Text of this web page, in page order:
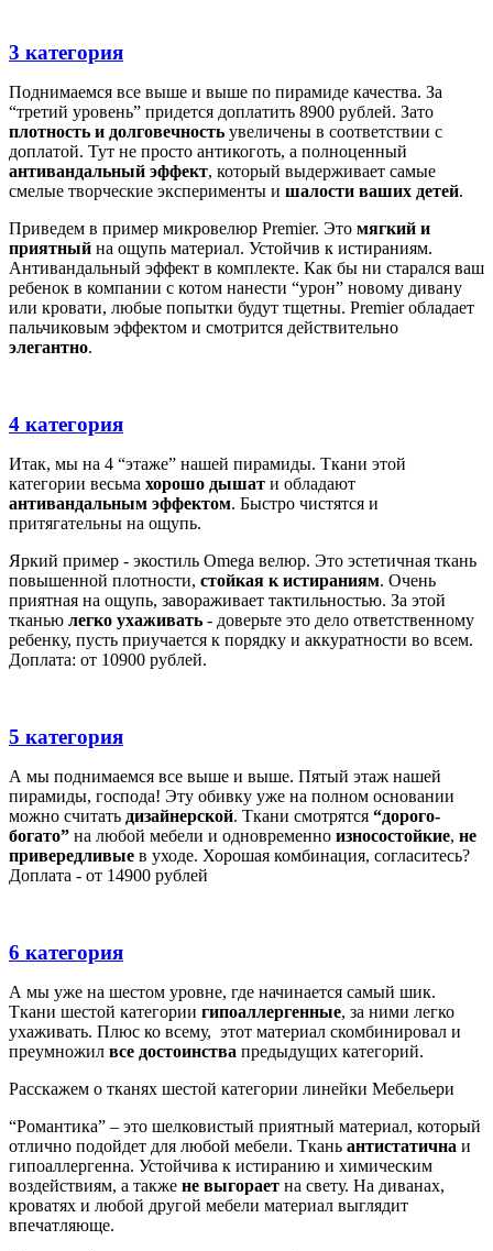
3 категория
Поднимаемся все выше и выше по пирамиде качества. За
“третий уровень” придется доплатить 8900 рублей. Зато
плотность и долговечность увеличены в соответствии с
доплатой. Тут не просто антикоготь, а полноценный
антивандальный эффект, который выдерживает самые
смелые творческие эксперименты и шалости ваших детей.
Приведем в пример микровелюр Premier. Это мягкий и
приятный на ощупь материал. Устойчив к истираниям.
Антивандальный эффект в комплекте. Как бы ни старался ваш
ребенок в компании с котом нанести “урон” новому дивану
или кровати, любые попытки будут тщетны. Premier обладает
пальчиковым эффектом и смотрится действительно
элегантно.
4 категория
Итак, мы на 4 “этаже” нашей пирамиды. Ткани этой
категории весьма хорошо дышат и обладают
антивандальным эффектом. Быстро чистятся и
притягательны на ощупь.
Яркий пример - экостиль Оmega велюр. Это эстетичная ткань
повышенной плотности, стойкая к истираниям. Очень
приятная на ощупь, завораживает тактильностью. За этой
тканью легко ухаживать - доверьте это дело ответственному
ребенку, пусть приучается к порядку и аккуратности во всем.
Доплата: от 10900 рублей.
5 категория
А мы поднимаемся все выше и выше. Пятый этаж нашей
пирамиды, господа! Эту обивку уже на полном основании
можно считать дизайнерской. Ткани смотрятся “дорого-
богато” на любой мебели и одновременно износостойкие, не
привередливые в уходе. Хорошая комбинация, согласитесь?
Доплата - от 14900 рублей
6 категория
А мы уже на шестом уровне, где начинается самый шик.
Ткани шестой категории гипоаллергенные, за ними легко
ухаживать. Плюс ко всему, этот материал скомбинировал и
преумножил все достоинства предыдущих категорий.
Расскажем о тканях шестой категории линейки Мебельери
“Романтика” – это шелковистый приятный материал, который
отлично подойдет для любой мебели. Ткань антистатична и
гипоаллергенна. Устойчива к истиранию и химическим
воздействиям, а также не выгорает на свету. На диванах,
кроватях и любой другой мебели материал выглядит
впечатляюще.